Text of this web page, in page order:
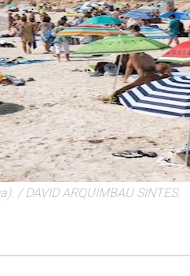
/ DAVID ARQUIMBAU SINTES.